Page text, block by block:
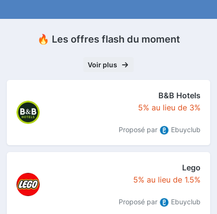
🔥 Les offres flash du moment
Voir plus
B&B Hotels
5% au lieu de 3%
Proposé par Ebuyclub
Lego
5% au lieu de 1.5%
Proposé par Ebuyclub